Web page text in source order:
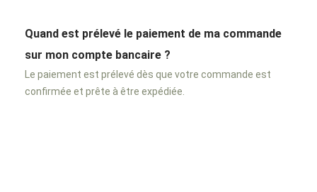
Quand est prélevé le paiement de ma commande
sur mon compte bancaire ?
Le paiement est prélevé dès que votre commande est
confirmée et prête à être expédiée.